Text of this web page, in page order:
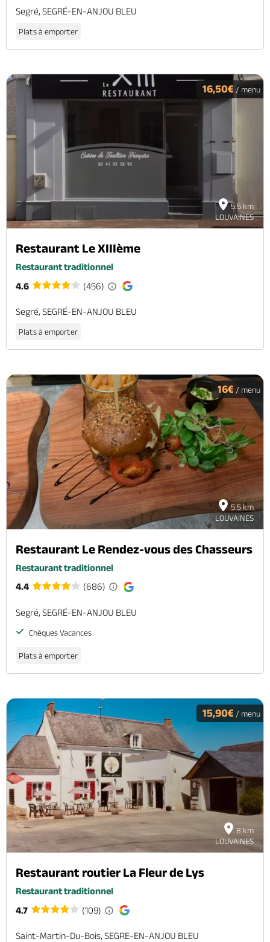
Segré, SEGRÉ-EN-ANJOU BLEU
Plats à emporter
5.5 km
LOUVAINES
16,50€ / menu
Restaurant Le XIIIème
Restaurant traditionnel
4.6
(456)
Segré, SEGRÉ-EN-ANJOU BLEU
Plats à emporter
5.5 km
LOUVAINES
16€ / menu
Restaurant Le Rendez-vous des Chasseurs
Restaurant traditionnel
4.4
(686)
Segré, SEGRÉ-EN-ANJOU BLEU
Chèques Vacances
Plats à emporter
8 km
LOUVAINES
15,90€ / menu
Restaurant routier La Fleur de Lys
Restaurant traditionnel
4.7
(109)
Saint-Martin-Du-Bois, SEGRE-EN-ANJOU BLEU